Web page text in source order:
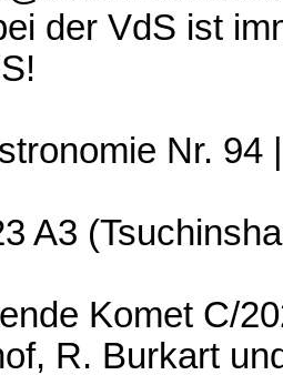
der VdS ist
Nr. 94
A3
Komet C/
R. Burkart